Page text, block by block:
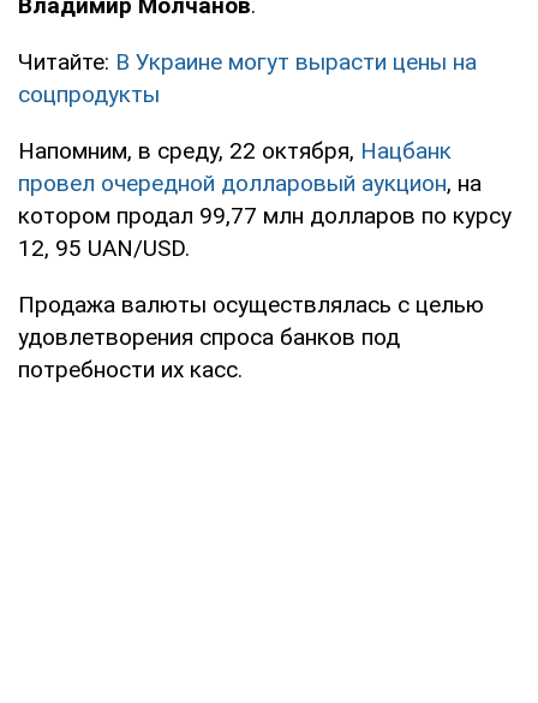
Читайте: В Украине могут вырасти цены на
соцпродукты
Напомним, в среду, 22 октября, Нацбанк
провел очередной долларовый аукцион, на
котором продал 99,77 млн долларов по курсу
12, 95 UAN/USD.
Продажа валюты осуществлялась с целью
удовлетворения спроса банков под
потребности их касс.